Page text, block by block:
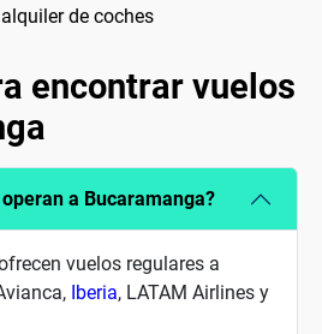
de coches
encontrar vuelos
a Bucaramanga?
vuelos regulares a
Iberia, LATAM Airlines y